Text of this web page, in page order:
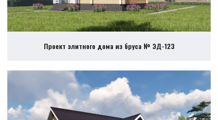
Проект элитного дома из бруса № ЭД-123